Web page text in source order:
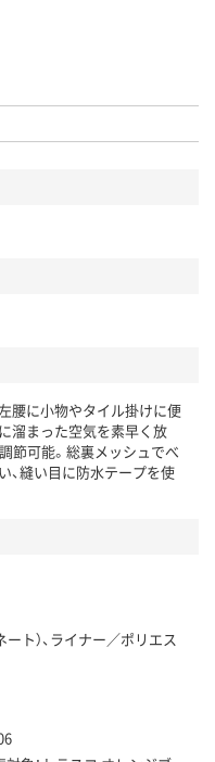
腰に小物やタイル掛けに便
溜まった空気を素早く放
節可能。総裏メッシュでべ
、縫い目に防水テープを使
ト）、ライナー／ポリエス